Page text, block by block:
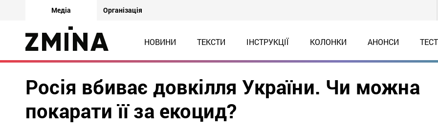
Медіа Організація
НОВИНИ ТЕКСТИ ІНСТРУКЦІЇ КОЛОНКИ АНОНСИ
Росія вбиває довкілля України. Чи можна
покарати її за екоцид?